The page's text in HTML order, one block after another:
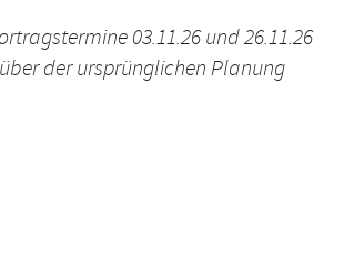
03.11.26 und 26.11.26
der ursprünglichen Planung